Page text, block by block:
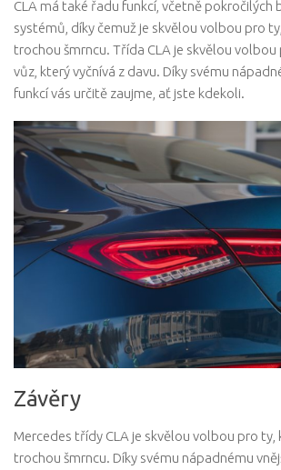
CLA má také řadu funkcí, včetně pokročilých
systémů, díky čemuž je skvělou volbou pro
trochou šmrncu. Třída CLA je skvělou
vůz, který vyčnívá z davu. Díky svému
funkcí vás určitě zaujme, ať jste kdekoli.
Závěry
Mercedes třídy CLA je skvělou volbou pro
trochou šmrncu. Díky svému nápadnému